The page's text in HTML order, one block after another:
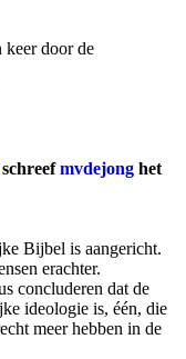
keer door de
schreefmvdejong het
Bijbel is aangericht.
erachter.
concluderen dat de
ideologie is, één, die
meer hebben in de